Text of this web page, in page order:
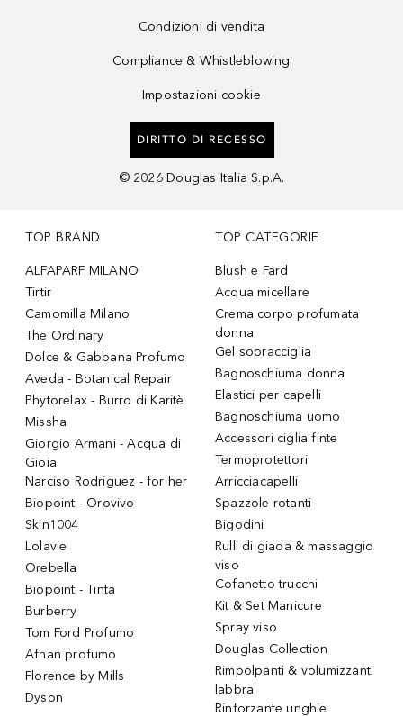
Condizioni di vendita
Compliance & Whistleblowing
Impostazioni cookie
DIRITTO DI RECESSO
© 2026 Douglas Italia S.p.A.
TOP BRAND
ALFAPARF MILANO
Tirtir
Camomilla Milano
The Ordinary
Dolce & Gabbana Profumo
Aveda - Botanical Repair
Phytorelax - Burro di Karitè
Missha
Giorgio Armani - Acqua di
Gioia
Narciso Rodriguez - for her
Biopoint - Orovivo
Skin1004
Lolavie
Orebella
Biopoint - Tinta
Burberry
Tom Ford Profumo
Afnan profumo
Florence by Mills
Dyson
TOP CATEGORIE
Blush e Fard
Acqua micellare
Crema corpo profumata
donna
Gel sopracciglia
Bagnoschiuma donna
Elastici per capelli
Bagnoschiuma uomo
Accessori ciglia finte
Termoprotettori
Arricciacapelli
Spazzole rotanti
Bigodini
Rulli di giada & massaggio
viso
Cofanetto trucchi
Kit & Set Manicure
Spray viso
Douglas Collection
Rimpolpanti & volumizzanti
labbra
Rinforzante unghie